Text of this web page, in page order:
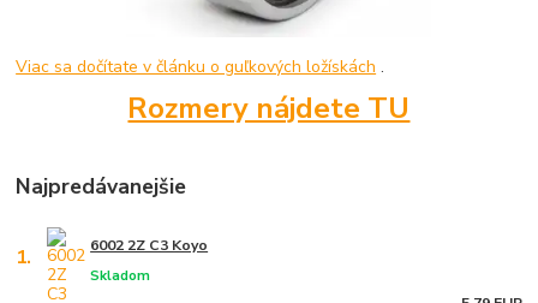
Viac sa dočítate v článku o guľkových ložískách .
Rozmery nájdete TU
Najpredávanejšie
1. 6002 2Z C3 Koyo
Skladom